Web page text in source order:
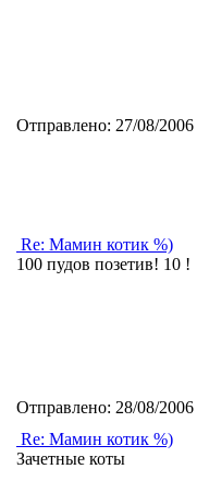
Отправлено: 27/08/
Re: Мамин котик %)
100 пудов позетив! 10 !
Отправлено: 28/08/
Re: Мамин котик %)
Зачетные коты